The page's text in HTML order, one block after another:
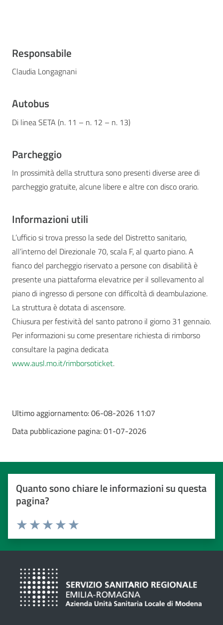
Responsabile
Claudia Longagnani
Autobus
Di linea SETA (n. 11 – n. 12 – n. 13)
Parcheggio
In prossimità della struttura sono presenti diverse aree di
parcheggio gratuite, alcune libere e altre con disco orario.
Informazioni utili
L’ufficio si trova presso la sede del Distretto sanitario,
all’interno del Direzionale 70, scala F, al quarto piano. A
fianco del parcheggio riservato a persone con disabilità è
presente una piattaforma elevatrice per il sollevamento al
piano di ingresso di persone con difficoltà di deambulazione.
La struttura è dotata di ascensore.
Chiusura per festività del santo patrono il giorno 31 gennaio.
Per informazioni su come presentare richiesta di rimborso
consultare la pagina dedicata
www.ausl.mo.it/rimborsoticket.
Ultimo aggiornamento:06-08-2026 11:07
Data pubblicazione pagina:01-07-2026
Quanto sono chiare le informazioni su questa
pagina?
Valuta da 1 a 5 stelle
Valuta 5 stelle su 5
Valuta 4 stelle su 5
Valuta 3 stelle su 5
Valuta 2 stelle su 5
Valuta 1 stelle su 5